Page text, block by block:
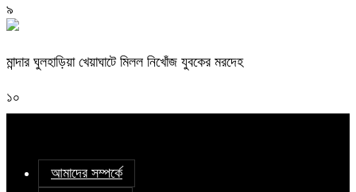
৯
মান্দার ঘুলহাড়িয়া খেয়াঘাটে মিলল নিখোঁজ যুবকের মরদেহ
১০
আমাদের সম্পর্কে